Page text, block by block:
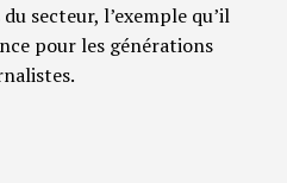
secteur, l’exemple qu’il
pour les générations